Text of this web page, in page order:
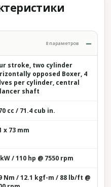
8 параметров
stroke, two cylinder
opposed Boxer, 4
per cylinder, central
shaft
cc / 71.4 cub in.
x 73 mm
/ 110 hp @ 7550 rpm
Nm / 12.1 kgf-m / 88 lb/ft @